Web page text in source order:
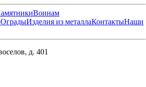
Воинам
ОградыИзделия из металлаКонтактыНаши
д. 401